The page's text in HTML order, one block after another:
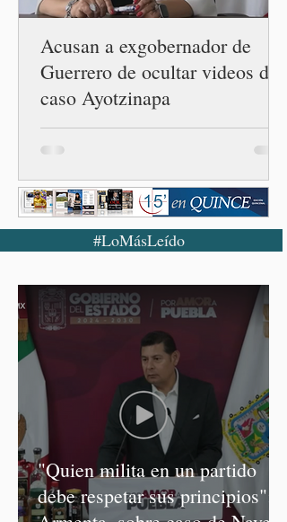
cuarta en la c
Acusan a exgobernador de
Guerrero de ocultar videos del
caso Ayotzinapa
#LoMásLeído
"Quien milita en un partido
debe respetar sus principios":